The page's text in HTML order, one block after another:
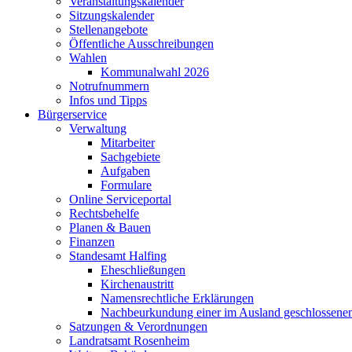
Sitzungskalender
Stellenangebote
Öffentliche Ausschreibungen
Wahlen
Kommunalwahl 2026
Notrufnummern
Infos und Tipps
Bürgerservice
Verwaltung
Mitarbeiter
Sachgebiete
Aufgaben
Formulare
Online Serviceportal
Rechtsbehelfe
Planen & Bauen
Finanzen
Standesamt Halfing
Eheschließungen
Kirchenaustritt
Namensrechtliche Erklärungen
Nachbeurkundung einer im Ausland
Satzungen & Verordnungen
Landratsamt Rosenheim